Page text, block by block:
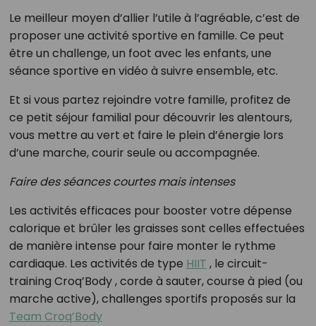
Le meilleur moyen d’allier l’utile à l’agréable, c’est de
proposer une activité sportive en famille. Ce peut
être un challenge, un foot avec les enfants, une
séance sportive en vidéo à suivre ensemble, etc.
Et si vous partez rejoindre votre famille, profitez de
ce petit séjour familial pour découvrir les alentours,
vous mettre au vert et faire le plein d’énergie lors
d’une marche, courir seule ou accompagnée.
Faire des séances courtes mais intenses
Les activités efficaces pour booster votre dépense
calorique et brûler les graisses sont celles effectuées
de manière intense pour faire monter le rythme
cardiaque. Les activités de type HIIT , le circuit-
training Croq’Body , corde à sauter, course à pied (ou
marche active), challenges sportifs proposés sur la
Team Croq’Body